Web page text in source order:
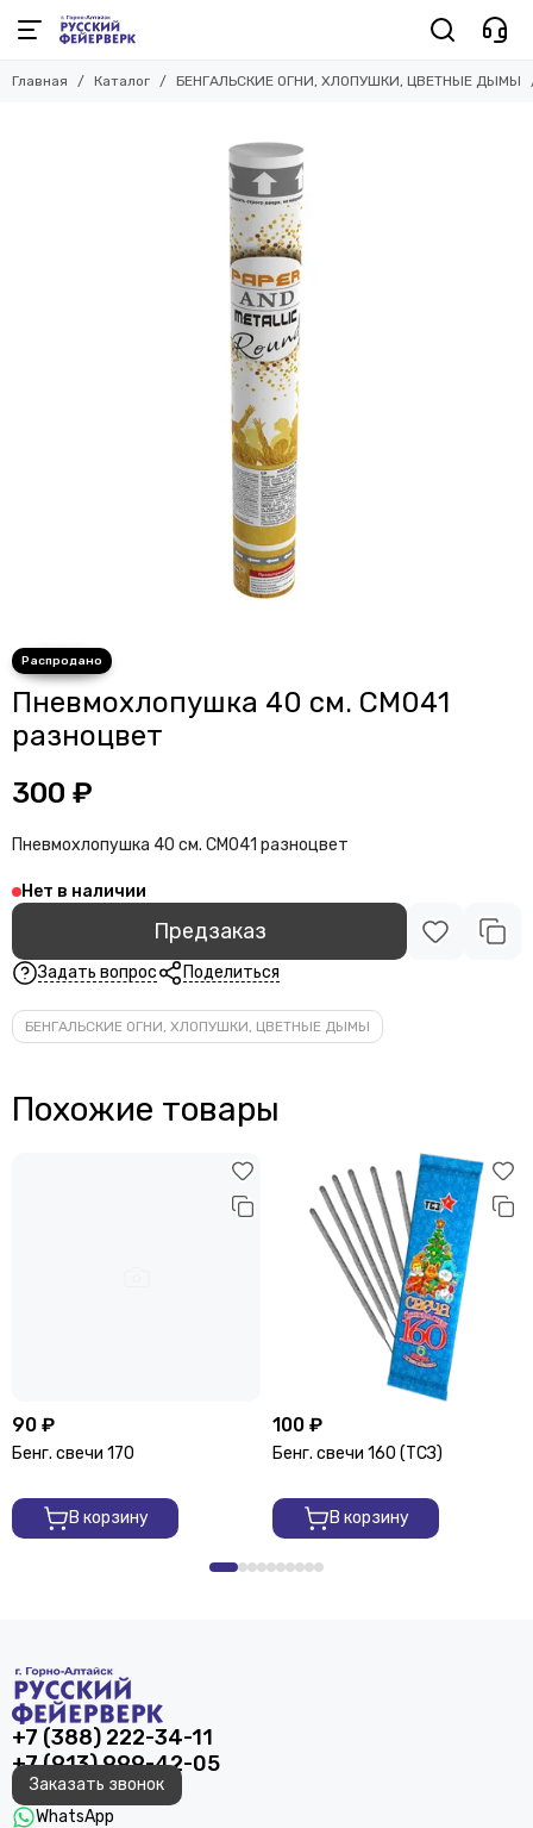
Главная Каталог БЕНГАЛЬСКИЕ ОГНИ, ХЛОПУШКИ, ЦВЕТНЫЕ ДЫМЫ
Пневмохлопушка 40 см. СМ041
разноцвет
300 ₽
Пневмохлопушка 40 см. СМ041 разноцвет
Нет в наличии
Предзаказ
Задать вопрос Поделиться
БЕНГАЛЬСКИЕ ОГНИ, ХЛОПУШКИ, ЦВЕТНЫЕ ДЫМЫ
Похожие товары
90 ₽
Бенг. свечи 170
В корзину
100 ₽
Бенг. свечи 160 (ТСЗ)
В корзину
+7 (388) 222-34-11
+7 (913) 999-42-05
Заказать звонок
WhatsApp